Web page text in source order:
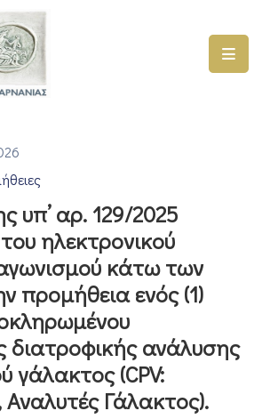
υπ’ αρ. 129/2025
ηλεκτρονικού
κάτω των
προμήθεια ενός (1)
ανάλυσης
γάλακτος (CPV:
Γάλακτος).